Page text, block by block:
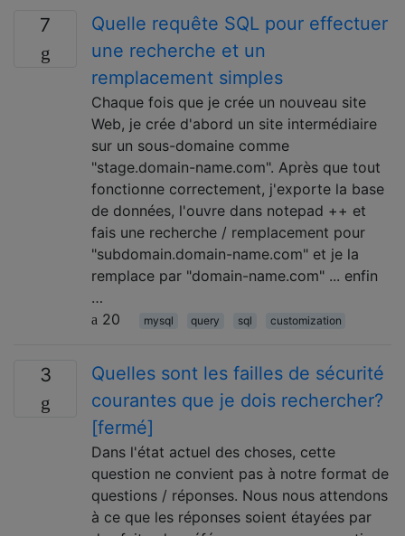
7
Quelle requête SQL pour effectuer
une recherche et un
remplacement simples
Chaque fois que je crée un nouveau site
Web, je crée d'abord un site intermédiaire
sur un sous-domaine comme
"stage.domain-name.com". Après que tout
fonctionne correctement, j'exporte la base
de données, l'ouvre dans notepad ++ et
fais une recherche / remplacement pour
"subdomain.domain-name.com" et je la
remplace par "domain-name.com" ... enfin
…
20
mysql query sql customization
3
Quelles sont les failles de sécurité
courantes que je dois rechercher?
[fermé]
Dans l'état actuel des choses, cette
question ne convient pas à notre format de
questions / réponses. Nous nous attendons
à ce que les réponses soient étayées par